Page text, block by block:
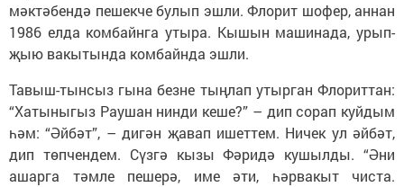
мәктәбендә пешекче булып эшли. Флорит шофер, аннан
1986 елда комбайнга утыра. Кышын машинада, урып-
җыю вакытында комбайнда эшли.
Тавыш-тынсыз гына безне тыңлап утырган Флориттан:
“Хатыныгыз Раушан нинди кеше?” – дип сорап куйдым
һәм: “Әйбәт”, – дигән җавап ишеттем. Ничек ул әйбәт,
дип төпчендем. Сүзгә кызы Фәридә кушылды. “Әни
ашарга тәмле пешерә, име әти, һәрвакыт чиста.